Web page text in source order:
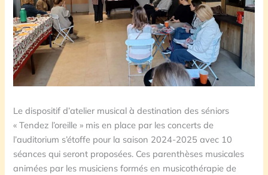
Le dispositif d’atelier musical à destination des séniors
« Tendez l’oreille » mis en place par les concerts de
l’auditorium s’étoffe pour la saison 2024-2025 avec 10
séances qui seront proposées. Ces parenthèses musicales
animées par les musiciens formés en musicothérapie de